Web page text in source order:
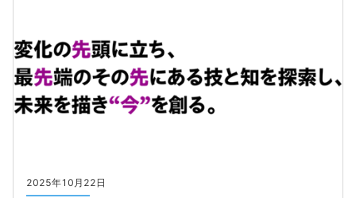
2025年10月22日